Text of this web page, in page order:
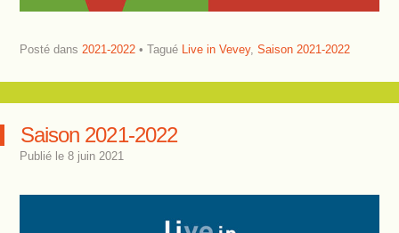
Posté dans 2021-2022 Tagué Live in Vevey, Saison 2021-2022
Saison 2021-2022
Publié le 8 juin 2021